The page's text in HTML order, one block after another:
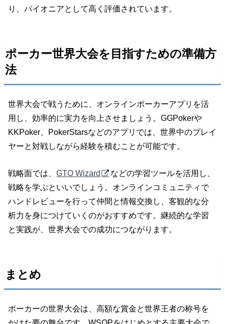
り、パイオニアとして高く評価されています。
ポーカー世界大会を目指すための準備方
法
世界大会で戦うために、オンラインポーカーアプリを活
用し、効率的に実力を向上させましょう。GGPokerや
KKPoker、PokerStarsなどのアプリでは、世界中のプレイ
ヤーと対戦しながら経験を積むことが可能です。
戦略面では、GTO Wizard
などの学習ツールを活用し、
戦略を学ぶといいでしょう。オンラインコミュニティで
ハンドレビューを行って仲間と情報交換し、客観的な分
析力を身につけていくのがおすすめです。継続的な学習
と実践が、世界大会での成功につながります。
まとめ
ポーカーの世界大会は、高額な賞金と世界王者の称号を